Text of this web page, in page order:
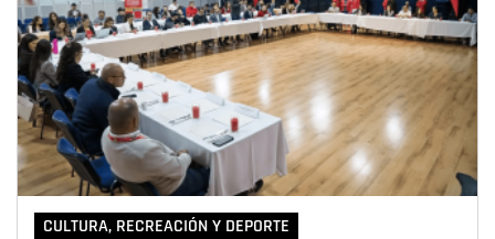
CULTURA, RECREACIÓN Y DEPORTE